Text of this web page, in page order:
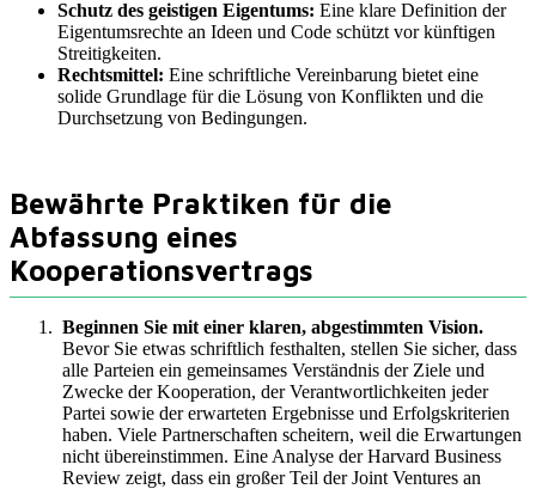
Schutz des geistigen Eigentums: Eine klare Definition der
Eigentumsrechte an Ideen und Code schützt vor künftigen
Streitigkeiten.
Rechtsmittel: Eine schriftliche Vereinbarung bietet eine
solide Grundlage für die Lösung von Konflikten und die
Durchsetzung von Bedingungen.
Bewährte Praktiken für die
Abfassung eines
Kooperationsvertrags
Beginnen Sie mit einer klaren, abgestimmten Vision.
Bevor Sie etwas schriftlich festhalten, stellen Sie sicher, dass
alle Parteien ein gemeinsames Verständnis der Ziele und
Zwecke der Kooperation, der Verantwortlichkeiten jeder
Partei sowie der erwarteten Ergebnisse und Erfolgskriterien
haben. Viele Partnerschaften scheitern, weil die Erwartungen
nicht übereinstimmen. Eine Analyse der Harvard Business
Review zeigt, dass ein großer Teil der Joint Ventures an